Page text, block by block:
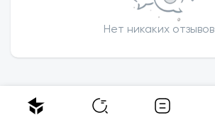
Нет никаких отзывов